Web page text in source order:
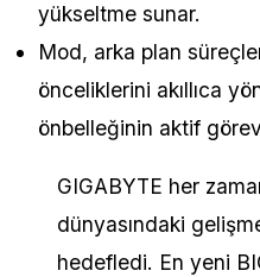
yükseltme sunar.
Mod, arka plan
önceliklerini akıllıca
önbelleğinin aktif
GIGABYTE her
dünyasındaki
hedefledi. En yeni